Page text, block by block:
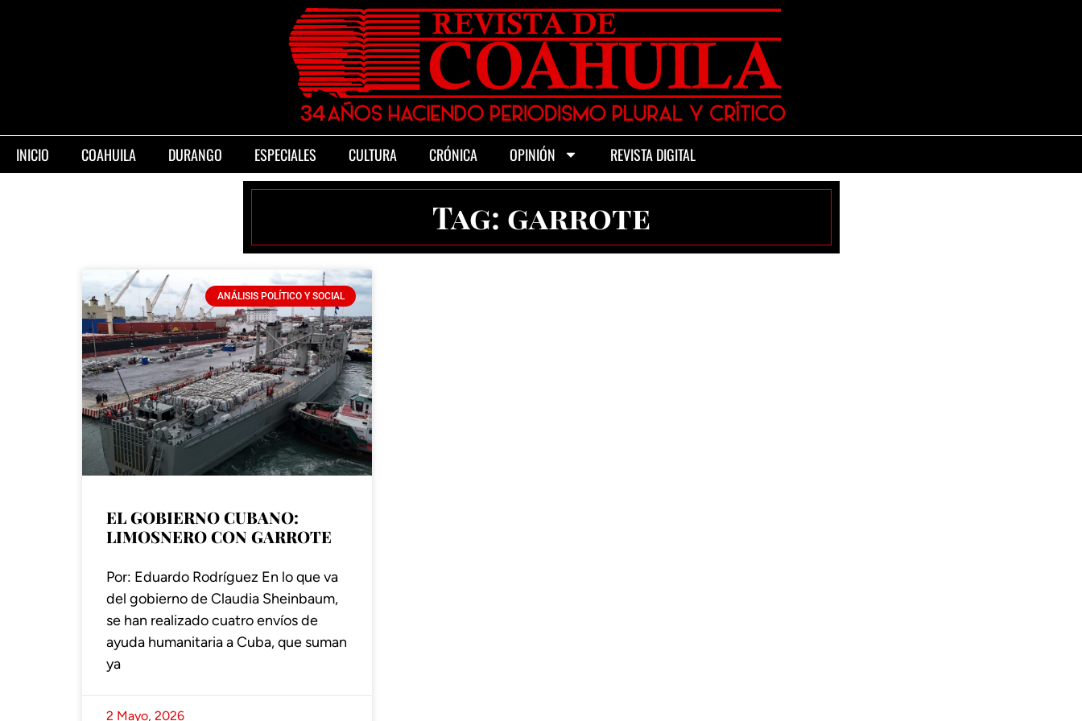
INICIO COAHUILA DURANGO ESPECIALES CULTURA CRÓNICA OPINIÓN REVISTA DIGITAL
Tag: garrote
ANÁLISIS POLÍTICO Y SOCIAL
EL GOBIERNO CUBANO:
LIMOSNERO CON GARROTE
Por: Eduardo Rodríguez En lo que va
del gobierno de Claudia Sheinbaum,
se han realizado cuatro envíos de
ayuda humanitaria a Cuba, que suman
ya
2 Mayo, 2026